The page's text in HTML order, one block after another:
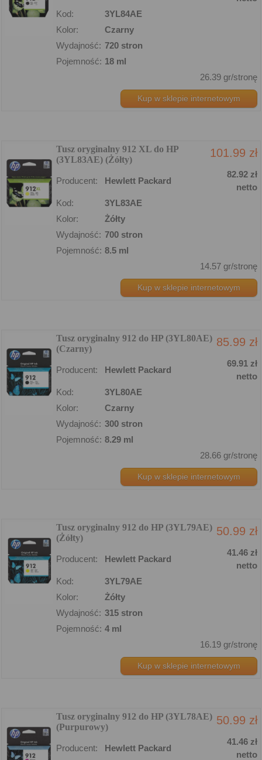
Kod:
3YL84AE
Kolor:
Czarny
Wydajność: 720 stron
Pojemność: 18 ml
26.39 gr/stronę
Kup w sklepie internetowym
Tusz oryginalny 912 XL do HP
(3YL83AE) (Żółty)
101.99 zł
Producent: Hewlett Packard
82.92 zł
netto
Kod:
3YL83AE
Kolor:
Żółty
Wydajność: 700 stron
Pojemność: 8.5 ml
14.57 gr/stronę
Kup w sklepie internetowym
Tusz oryginalny 912 do HP (3YL80AE)
(Czarny)
85.99 zł
Producent: Hewlett Packard
69.91 zł
netto
Kod:
3YL80AE
Kolor:
Czarny
Wydajność: 300 stron
Pojemność: 8.29 ml
28.66 gr/stronę
Kup w sklepie internetowym
Tusz oryginalny 912 do HP (3YL79AE)
(Żółty)
50.99 zł
Producent: Hewlett Packard
41.46 zł
netto
Kod:
3YL79AE
Kolor:
Żółty
Wydajność: 315 stron
Pojemność: 4 ml
16.19 gr/stronę
Kup w sklepie internetowym
Tusz oryginalny 912 do HP (3YL78AE)
(Purpurowy)
50.99 zł
Producent: Hewlett Packard
41.46 zł
netto